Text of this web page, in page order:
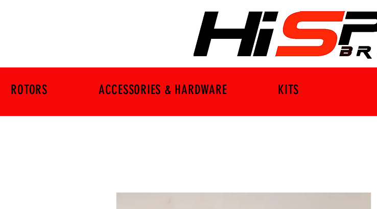
ROTORS ACCESSORIES & HARDWARE KITS